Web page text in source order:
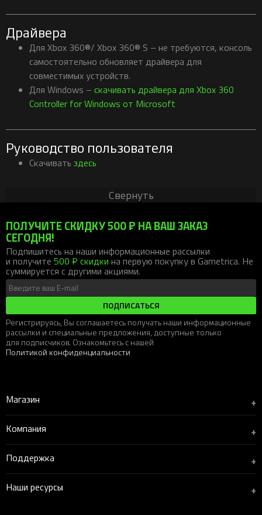
Драйвера
Для Xbox 360®/ Xbox 360® S – не требуются, консоль
самостоятельно обновляет драйвера для
совместимых устройств.
Для Windows – скачивать драйвера для Xbox 360
Controller for Windows от Microsoft
Руководство пользователя
Скачивать здесь
Свернуть
ПОЛУЧИТЕ СКИДКУ 500 ₽ НА ВАШ ЗАКАЗ
СЕГОДНЯ!
Подпишитесь на наши информационные рассылки
и получите 500 ₽ скидкина первую покупку в Gametrica. Не
суммируется с другими акциями.
ПОДПИСАТЬСЯ
Регистрируясь, Вы соглашаетесь получать наши информационные
рассылки и специальные предложения, доступные только
для подписчиков. Ознакомьтесь с нашей
Политикой конфиденциальности
Магазин +
Компания +
Поддержка +
Наши ресурсы +